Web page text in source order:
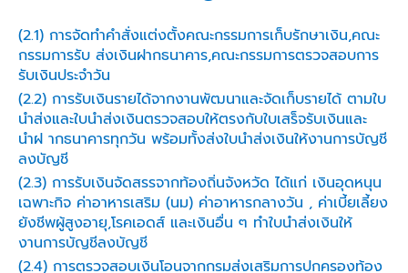
(2.1) การจัดทำคำสั่งแต่งตั้งคณะกรรมการเก็บรักษาเงิน,คณะ
กรรมการรับ ส่งเงินฝากธนาคาร,คณะกรรมการตรวจสอบการ
รับเงินประจำวัน
(2.2) การรับเงินรายได้จากงานพัฒนาและจัดเก็บรายได้ ตามใบ
นำส่งและใบนำส่งเงินตรวจสอบให้ตรงกับใบเสร็จรับเงินและ
นำฝ ากธนาคารทุกวัน พร้อมทั้งส่งใบนำส่งเงินให้งานการบัญชี
ลงบัญชี
(2.3) การรับเงินจัดสรรจากท้องถิ่นจังหวัด ได้แก่ เงินอุดหนุน
เฉพาะกิจ ค่าอาหารเสริม (นม) ค่าอาหารกลางวัน , ค่าเบี้ยเลี้ยง
ยังชีพผู้สูงอายุ,โรคเอดส์ และเงินอื่น ๆ ทำใบนำส่งเงินให้
งานการบัญชีลงบัญชี
(2.4) การตรวจสอบเงินโอนจากกรมส่งเสริมการปกครองท้อง